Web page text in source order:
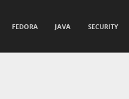
FEDORA JAVA SECURITY